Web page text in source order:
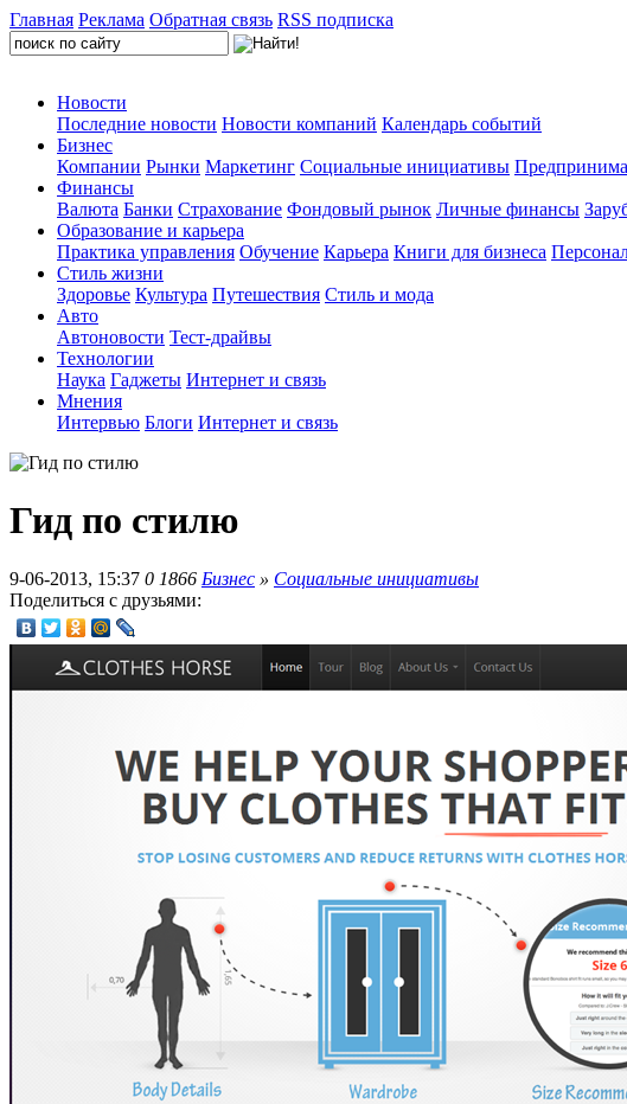
Главная Реклама Обратная связь RSS подписка
Новости
Последние новости Новости компаний Календарь событий
Бизнес
Компании Рынки Маркетинг Социальные инициативы
Финансы
Валюта Банки Страхование Фондовый рынок Личные финансы
Образование и карьера
Практика управления Обучение Карьера Книги для бизнеса
Стиль жизни
Здоровье Культура Путешествия Стиль и мода
Авто
Автоновости Тест-драйвы
Технологии
Наука Гаджеты Интернет и связь
Мнения
Интервью Блоги Интернет и связь
Гид по стилю
9-06-2013, 15:37 0 1866 Бизнес » Социальные инициативы
Поделиться с друзьями: